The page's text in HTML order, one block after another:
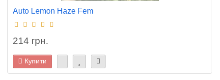
Auto Lemon Haze Fem
214 грн.
Купити